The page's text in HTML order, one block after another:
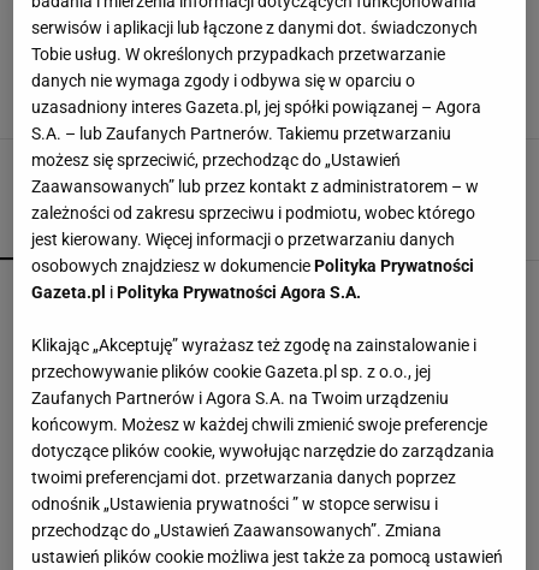
Żakiet za mniej niż 100 zł zachwyca krojem.
Ma sportowy charakter i piękny kremowy kolor
Klaudia Kierzkowska,14 LIPCA 2026, 16:48
POPULARNE NAJNOWSZE
Mandaryna w szerokich jeansach jak z lat 2000.
Finał wyprzedaży w Eobuwie - kultowe
Birkenstocki w końcu na promocji
Nie czekaj, aż będzie za późno. To może
oznaczać, że szkoła przestała służyć dziecku
MATERIAŁ PROMOCYJNY
serwisów i aplikacji lub łączone z danymi dot. świadczonych
Tobie usług. W określonych przypadkach przetwarzanie
danych nie wymaga zgody i odbywa się w oparciu o
uzasadniony interes Gazeta.pl, jej spółki powiązanej – Agora
S.A. – lub Zaufanych Partnerów. Takiemu przetwarzaniu
możesz się sprzeciwić, przechodząc do „Ustawień
Zaawansowanych” lub przez kontakt z administratorem – w
zależności od zakresu sprzeciwu i podmiotu, wobec którego
jest kierowany. Więcej informacji o przetwarzaniu danych
osobowych znajdziesz w dokumenciePolityka Prywatności
Gazeta.pl iPolityka Prywatności Agora S.A.
Klikając „Akceptuję” wyrażasz też zgodę na zainstalowanie i
przechowywanie plików cookie Gazeta.pl sp. z o.o., jej
Zaufanych Partnerów i Agora S.A. na Twoim urządzeniu
końcowym. Możesz w każdej chwili zmienić swoje preferencje
dotyczące plików cookie, wywołując narzędzie do zarządzania
twoimi preferencjami dot. przetwarzania danych poprzez
odnośnik „Ustawienia prywatności ” w stopce serwisu i
przechodząc do „Ustawień Zaawansowanych”. Zmiana
ustawień plików cookie możliwa jest także za pomocą ustawień